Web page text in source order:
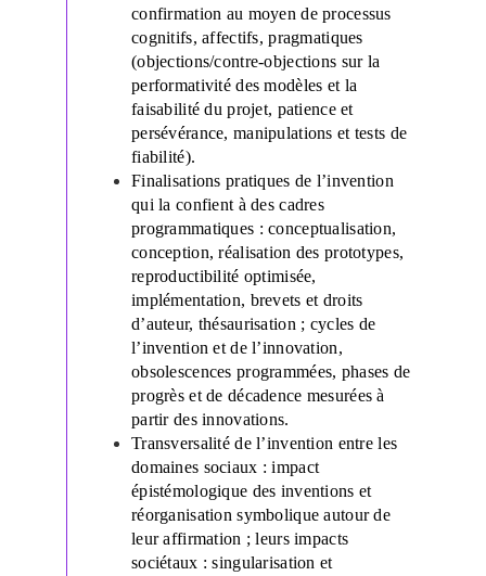
confirmation au moyen de processus
cognitifs, affectifs, pragmatiques
(objections/contre-objections sur la
performativité des modèles et la
faisabilité du projet, patience et
persévérance, manipulations et tests de
fiabilité).
Finalisations pratiques de l’invention
qui la confient à des cadres
programmatiques : conceptualisation,
conception, réalisation des prototypes,
reproductibilité optimisée,
implémentation, brevets et droits
d’auteur, thésaurisation ; cycles de
l’invention et de l’innovation,
obsolescences programmées, phases de
progrès et de décadence mesurées à
partir des innovations.
Transversalité de l’invention entre les
domaines sociaux : impact
épistémologique des inventions et
réorganisation symbolique autour de
leur affirmation ; leurs impacts
sociétaux : singularisation et